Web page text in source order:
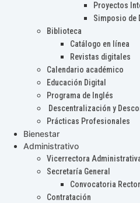
Proyectos
Simposio de
Biblioteca
Catálogo en línea
Revistas digitales
Calendario académico
Educación Digital
Programa de Inglés
Descentralización y
Prácticas Profesionales
Bienestar
Administrativo
Vicerrectora
Secretaría General
Convocatoria
Contratación